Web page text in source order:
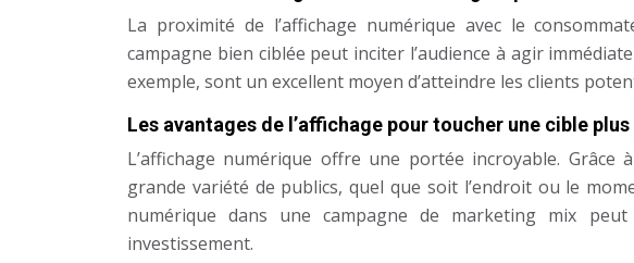
La proximité de l’affichage numérique avec le
campagne bien ciblée peut inciter l’audience à agir
exemple, sont un excellent moyen d’atteindre les clients
Les avantages de l’affichage pour toucher une cible
L’affichage numérique offre une portée incroyable.
grande variété de publics, quel que soit l’endroit ou le
numérique dans une campagne de marketing mix
investissement.